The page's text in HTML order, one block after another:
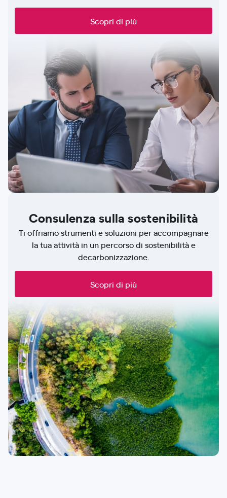
Scopri di più
Consulenza sulla sostenibilità
Ti offriamo strumenti e soluzioni per accompagnare
la tua attività in un percorso di sostenibilità e
decarbonizzazione.
Scopri di più